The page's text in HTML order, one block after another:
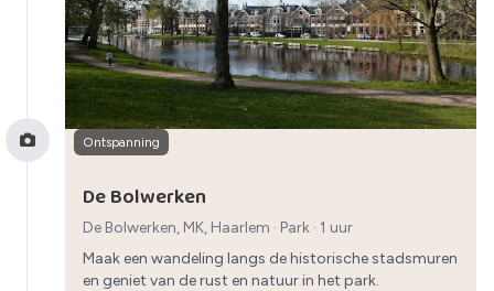
Ontspanning
De Bolwerken
De Bolwerken, MK, Haarlem · Park · 1 uur
Maak een wandeling langs de historische stadsmuren
en geniet van de rust en natuur in het park.